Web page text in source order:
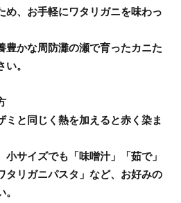
、お手軽にワタリガニを味わっ
かな周防灘の瀬で育ったカニた
。
ミと同じく熱を加えると赤く染ま
サイズでも「味噌汁」「茹で」
タリガニパスタ」など、お好みの